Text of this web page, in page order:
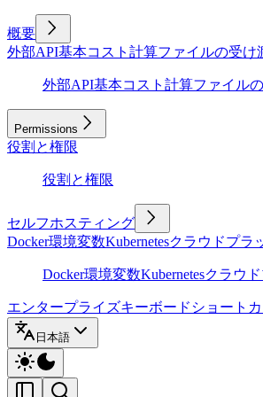
概要
外部API基本コスト計算ファイルの受け
外部API基本コスト計算ファイル
Permissions
役割と権限
役割と権限
セルフホスティング
Docker環境変数Kubernetesクラウドプラ
Docker環境変数Kubernetesクラウ
エンタープライズキーボードショートカ
日本語